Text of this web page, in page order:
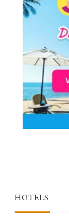
HOTELS